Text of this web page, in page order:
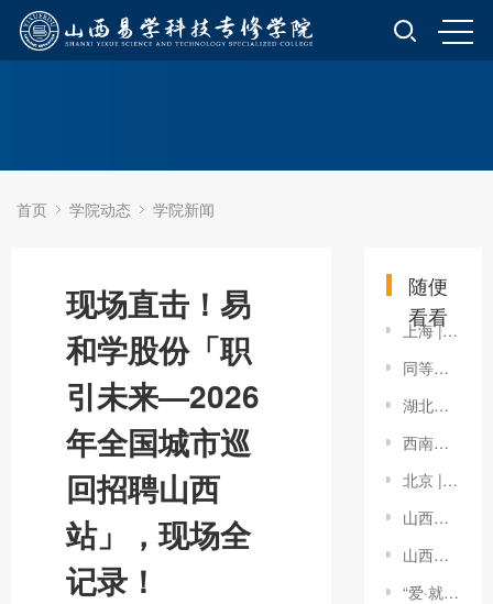
首页 学院动态 学院新闻
现场直击！易
和学股份「职
引未来—2026
年全国城市巡
回招聘山西
站」，现场全
记录！
随便
看看
上海 | 易学股份亮相第22届校长邦T-LINK教育博览会
同等学力申硕论文愁？《申硕论文通关指导》来帮忙
湖北师范大学继续教育学院 致贺山西易学科技专修学院建院3周年
西南政法大学继续教育学院院长郑国洪一行莅临我司座谈交流
北京 | 易学股份亮相GET2024教育科技大会
山西易学科技专修学院2023年项目推介会（项目推介篇）
山西省产教融合促进会莅临山西易学科技专修学院调研交流
“爱·就在你身边”儿童福利院公益活动